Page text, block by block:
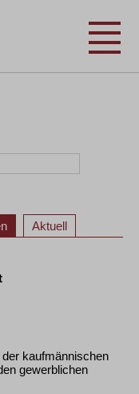
Aktuell
kaufmännischen
gewerblichen